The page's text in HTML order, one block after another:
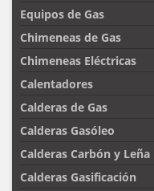
Equipos de Gas
Chimeneas de Gas
Chimeneas Eléctricas
Calentadores
Calderas de Gas
Calderas Gasóleo
Calderas Carbón y Leña
Calderas Gasificación